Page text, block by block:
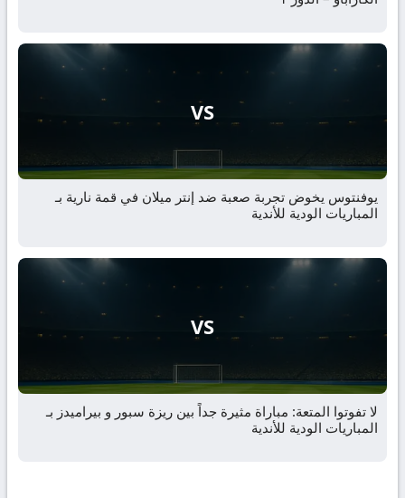
VS
يوفنتوس يخوض تجربة صعبة ضد إنتر ميلان في قمة نارية بـ
المباريات الودية للأندية
VS
لا تفوتوا المتعة: مباراة مثيرة جداً بين ريزة سبور و بيراميدز بـ
المباريات الودية للأندية